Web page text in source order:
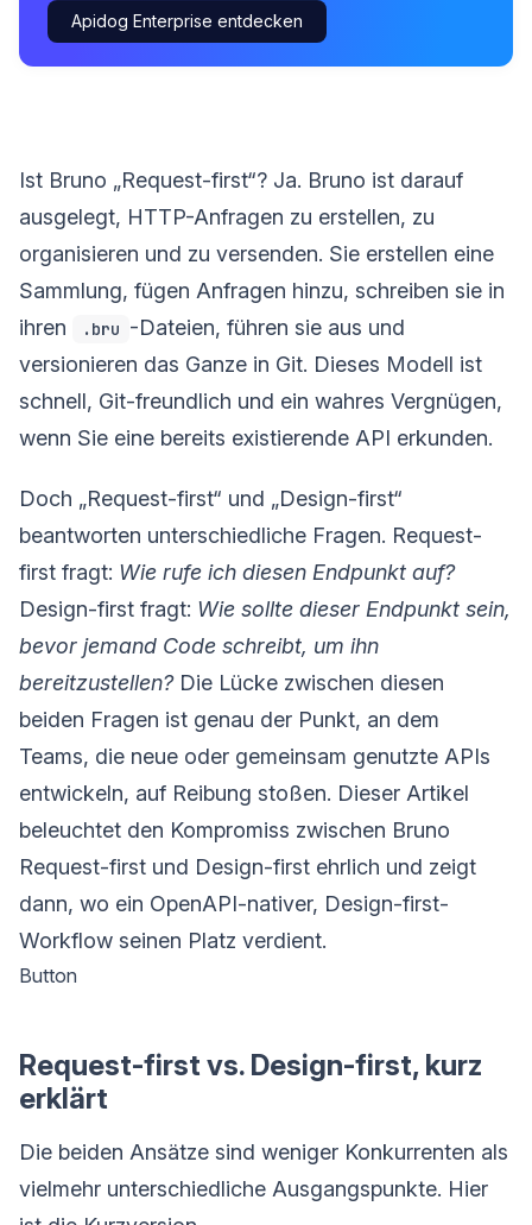
Apidog Enterprise entdecken
Ist Bruno „Request-first“? Ja. Bruno ist darauf
ausgelegt, HTTP-Anfragen zu erstellen, zu
organisieren und zu versenden. Sie erstellen eine
Sammlung, fügen Anfragen hinzu, schreiben sie in
ihren
.bru -Dateien, führen sie aus und
versionieren das Ganze in Git. Dieses Modell ist
schnell, Git-freundlich und ein wahres Vergnügen,
wenn Sie eine bereits existierende API erkunden.
Doch „Request-first“ und „Design-first“
beantworten unterschiedliche Fragen. Request-
first fragt: Wie rufe ich diesen Endpunkt auf?
Design-first fragt: Wie sollte dieser Endpunkt sein,
bevor jemand Code schreibt, um ihn
bereitzustellen?Die Lücke zwischen diesen
beiden Fragen ist genau der Punkt, an dem
Teams, die neue oder gemeinsam genutzte APIs
entwickeln, auf Reibung stoßen. Dieser Artikel
beleuchtet den Kompromiss zwischen Bruno
Request-first und Design-first ehrlich und zeigt
dann, wo ein OpenAPI-nativer, Design-first-
Workflow seinen Platz verdient.
Button
Request-first vs. Design-first, kurz
erklärt
Die beiden Ansätze sind weniger Konkurrenten als
vielmehr unterschiedliche Ausgangspunkte. Hier